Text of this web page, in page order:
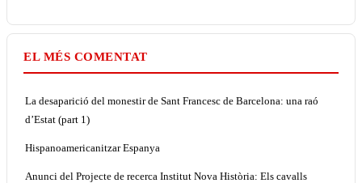
EL MÉS COMENTAT
La desaparició del monestir de Sant Francesc de Barcelona: una raó
d’Estat (part 1)
Hispanoamericanitzar Espanya
Anunci del Projecte de recerca Institut Nova Història: Els cavalls